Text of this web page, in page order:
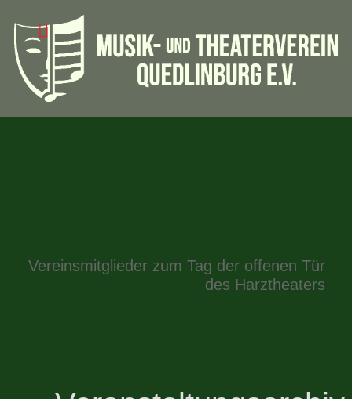
Vereinsmitglieder zum Tag der offenen Tür
des Harztheaters